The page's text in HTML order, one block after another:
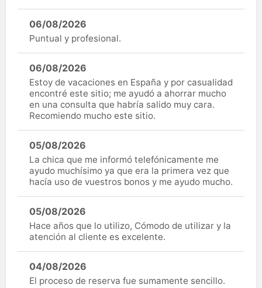
06/08/2026
Puntual y profesional.
06/08/2026
Estoy de vacaciones en España y por casualidad
encontré este sitio; me ayudó a ahorrar mucho
en una consulta que habría salido muy cara.
Recomiendo mucho este sitio.
05/08/2026
La chica que me informó telefónicamente me
ayudo muchísimo ya que era la primera vez que
hacía uso de vuestros bonos y me ayudo mucho.
05/08/2026
Hace años que lo utilizo, Cómodo de utilizar y la
atención al cliente es excelente.
04/08/2026
El proceso de reserva fue sumamente sencillo.